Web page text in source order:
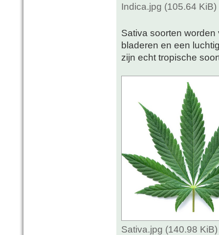
Indica.jpg (105.64
Sativa soorten
bladeren en een
zijn echt tropische
Sativa.jpg (140.98